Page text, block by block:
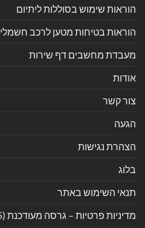
הוראות שימוש בסוללות ליתיום
הוראות בטיחות מטען לרכב חשמלי
מעבדת מחשבים דף שירות
אודות
צור קשר
הגעה
הצהרת נגישות
בלוג
תנאי השימוש באתר
מדיניות פרטיות – גרסה מעודכנת (2025)